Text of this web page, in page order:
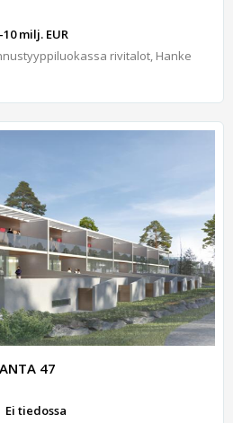
milj. EUR
rivitalot, Hanke
47
tiedossa